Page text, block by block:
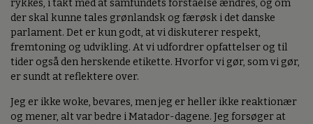
rykkes, i takt med at samfundets forståelse ændres, og om
der skal kunne tales grønlandsk og færøsk i det danske
parlament. Det er kun godt, at vi diskuterer respekt,
fremtoning og udvikling. At vi udfordrer opfattelser og til
tider også den herskende etikette. Hvorfor vi gør, som vi gør,
er sundt at reflektere over.
Jeg er ikke woke, bevares, men jeg er heller ikke reaktionær
og mener, alt var bedre i Matador-dagene. Jeg forsøger at